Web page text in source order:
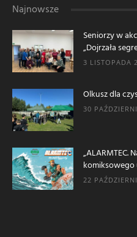
Najnowsze
Seniorzy w
„Dojrzała
3 LISTOPADA
Olkusz dla
30
„ALARMTEC.
komiksowego
22